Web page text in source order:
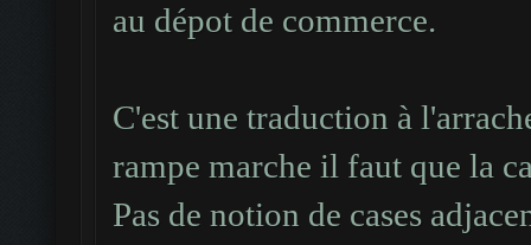
au dépot de commerce.
C'est une traduction à
rampe marche il faut que la
Pas de notion de cases